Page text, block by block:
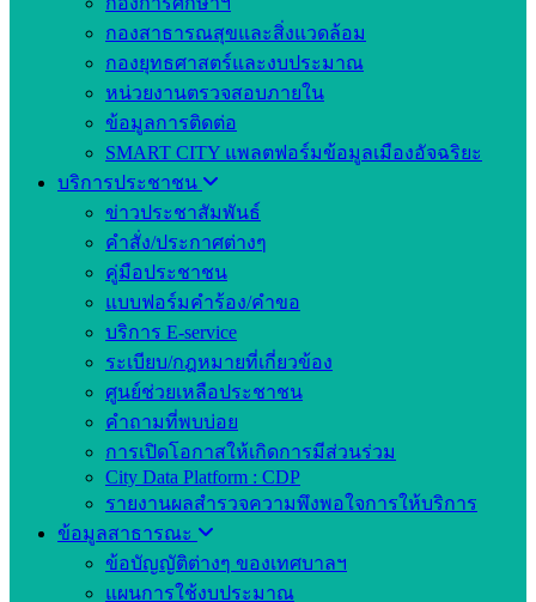
กองสาธารณสุขและสิ่งแวดล้อม
กองยุทธศาสตร์และงบประมาณ
หน่วยงานตรวจสอบภายใน
ข้อมูลการติดต่อ
SMART CITY แพลตฟอร์มข้อมูลเมืองอัจฉริยะ
บริการประชาชน
ข่าวประชาสัมพันธ์
คำสั่ง/ประกาศต่างๆ
คู่มือประชาชน
แบบฟอร์มคำร้อง/คำขอ
บริการ E-service
ระเบียบ/กฎหมายที่เกี่ยวข้อง
ศูนย์ช่วยเหลือประชาชน
คำถามที่พบบ่อย
การเปิดโอกาสให้เกิดการมีส่วนร่วม
City Data Platform : CDP
รายงานผลสำรวจความพึงพอใจการให้บริการ
ข้อมูลสาธารณะ
ข้อบัญญัติต่างๆ ของเทศบาลฯ
แผนการใช้งบประมาณ